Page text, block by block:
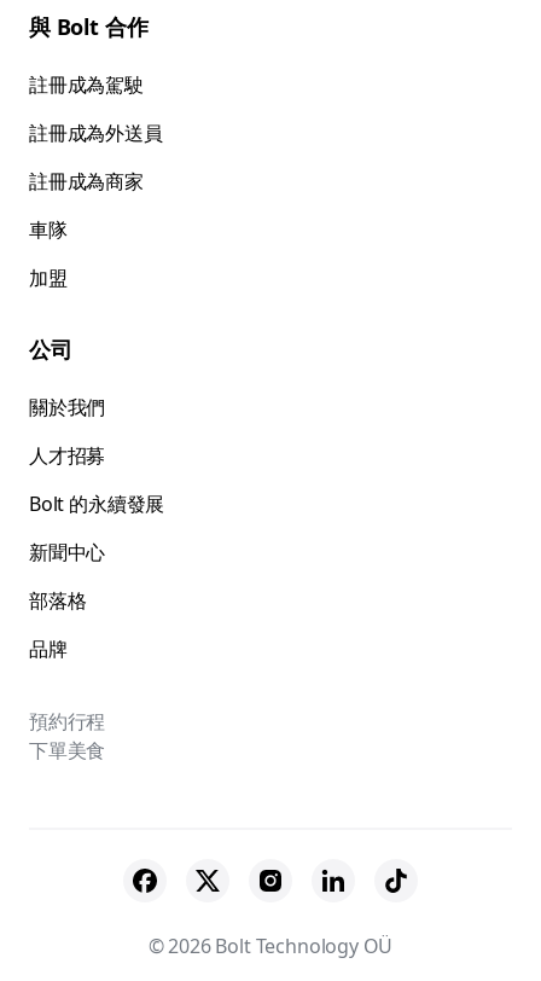
與 Bolt 合作
註冊成為駕駛
註冊成為外送員
註冊成為商家
車隊
加盟
公司
關於我們
人才招募
Bolt 的永續發展
新聞中心
部落格
品牌
預約行程
下單美食
© 2026 Bolt Technology OÜ